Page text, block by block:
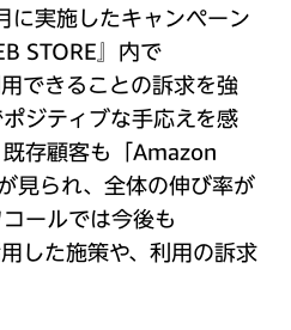
に実施したキャンペーン
STORE』内で
できることの訴求を強
ジティブな手応えを感
存顧客も「Amazon
見られ、全体の伸び率が
ールでは今後も
した施策や、利用の訴求